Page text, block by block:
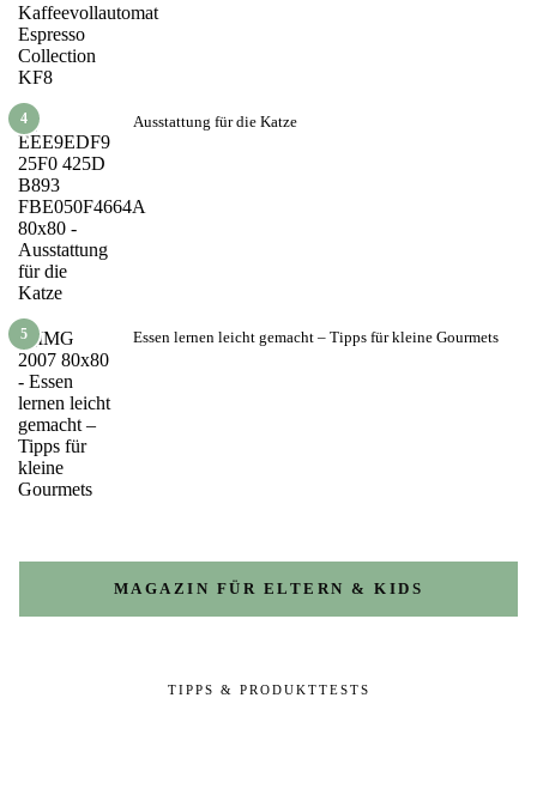
4 Ausstattung für die Katze
5 Essen lernen leicht gemacht – Tipps für kleine Gourmets
MAGAZIN FÜR ELTERN & KIDS
TIPPS & PRODUKTTESTS